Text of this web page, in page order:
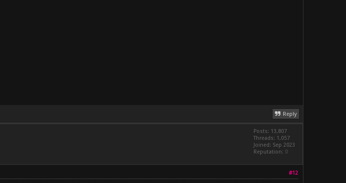
Reply
Posts: 13,807
Threads: 1,057
Joined: Sep 2023
Reputation: 0
#12